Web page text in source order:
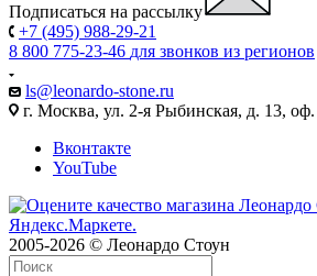
Подписаться на рассылку
+7 (495) 988-29-21
8 800 775-23-46 для звонков из регионов
ls@leonardo-stone.ru
г. Москва, ул. 2-я Рыбинская, д. 13,
Вконтакте
YouTube
2005-2026 © Леонардо Стоун